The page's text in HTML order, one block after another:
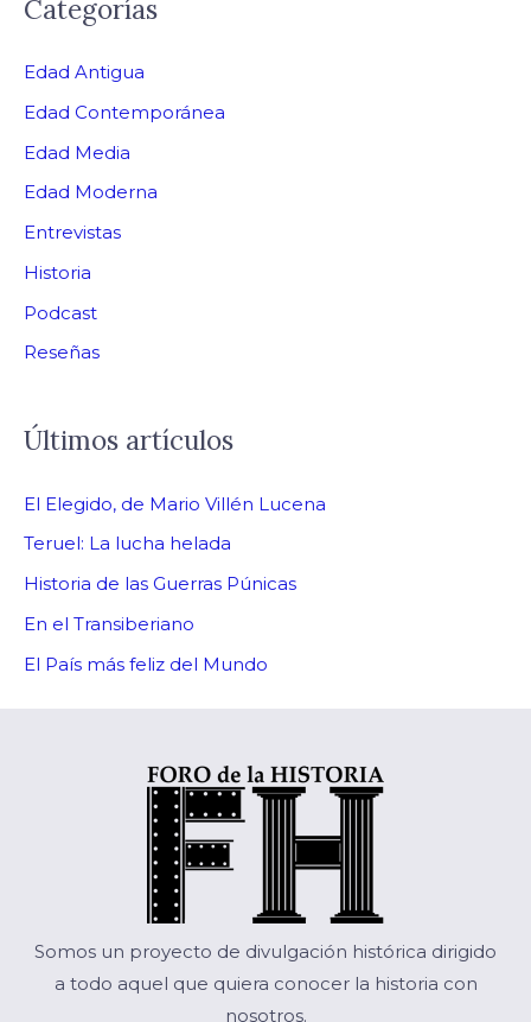
Categorías
Edad Antigua
Edad Contemporánea
Edad Media
Edad Moderna
Entrevistas
Historia
Podcast
Reseñas
Últimos artículos
El Elegido, de Mario Villén Lucena
Teruel: La lucha helada
Historia de las Guerras Púnicas
En el Transiberiano
El País más feliz del Mundo
Somos un proyecto de divulgación histórica dirigido
a todo aquel que quiera conocer la historia con
nosotros.